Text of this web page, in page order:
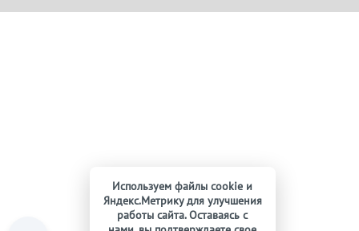
Используем файлы cookie и
Яндекс.Метрику для улучшения
работы сайта. Оставаясь с